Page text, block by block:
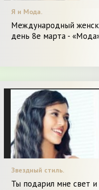
Я и Мода.
Международный
день 8е марта -
Звездный стиль.
Ты подарил мне свет и